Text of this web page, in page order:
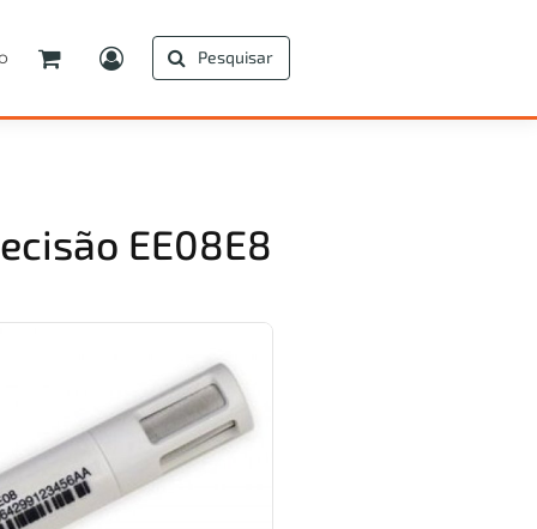
Pesquisar
EE08E8